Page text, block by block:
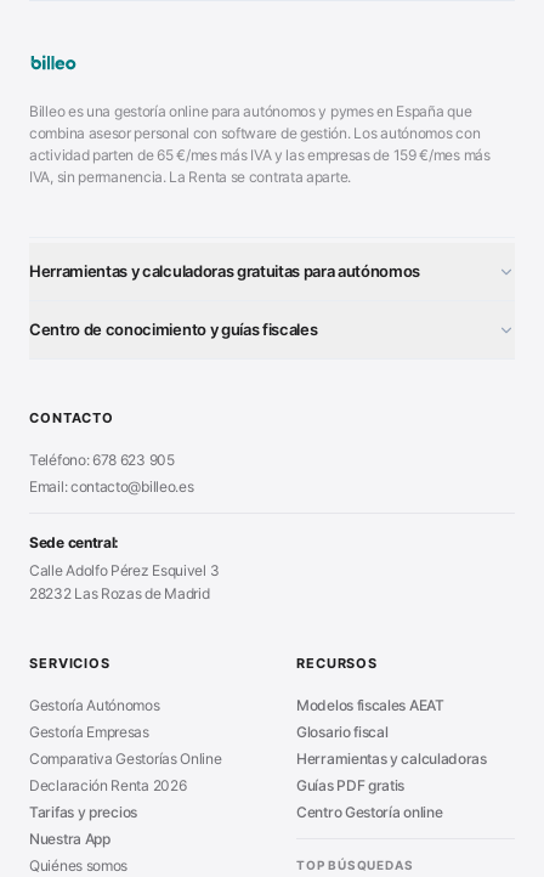
Billeo es una gestoría online para autónomos y pymes en España que
combina asesor personal con software de gestión. Los autónomos con
actividad parten de 65€/mes más IVA y las empresas de 159€/mes más
IVA, sin permanencia. La Renta se contrata aparte.
Herramientas y calculadoras gratuitas para autónomos
Generador Nóminas
■ Generador Presupuestos
Generador Facturas
■Modelo Nómina PDF
■Calculadora Vacaciones
Centro de conocimiento y guías fiscales
■Alta Autónomo Paso a Paso
Declaración Renta 2026
■Certificado Digital
■Sanciones Hacienda
■Asesoría en Madrid
CONTACTO
Teléfono: 678 623 905
Email: contacto@billeo.es
Sede central:
Calle Adolfo Pérez Esquivel 3
28232 Las Rozas de Madrid
SERVICIOS
Gestoría Autónomos
Gestoría Empresas
Comparativa Gestorías Online
Declaración Renta 2026
Tarifas y precios
Nuestra App
Quiénes somos
RECURSOS
Modelos fiscales AEAT
Glosario fiscal
Herramientas y calculadoras
Guías PDF gratis
Centro Gestoría online
TOP BÚSQUEDAS